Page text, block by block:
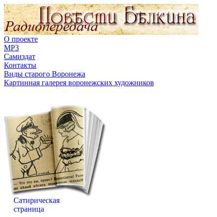
О проекте
MP3
Самиздат
Контакты
Виды старого Воронежа
Картинная галерея воронежских художников
Сатирическая
страница